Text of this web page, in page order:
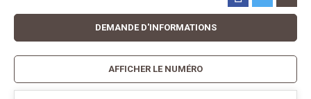
DEMANDE D'INFORMATIONS
AFFICHER LE NUMÉRO